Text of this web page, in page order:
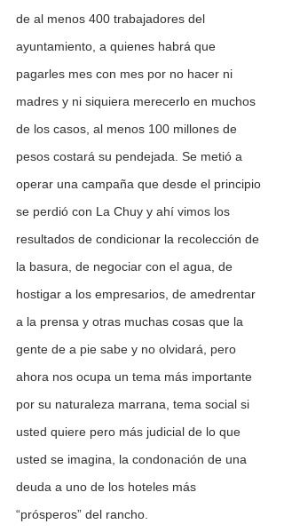
de al menos 400 trabajadores del
ayuntamiento, a quienes habrá que
pagarles mes con mes por no hacer ni
madres y ni siquiera merecerlo en muchos
de los casos, al menos 100 millones de
pesos costará su pendejada. Se metió a
operar una campaña que desde el principio
se perdió con La Chuy y ahí vimos los
resultados de condicionar la recolección de
la basura, de negociar con el agua, de
hostigar a los empresarios, de amedrentar
a la prensa y otras muchas cosas que la
gente de a pie sabe y no olvidará, pero
ahora nos ocupa un tema más importante
por su naturaleza marrana, tema social si
usted quiere pero más judicial de lo que
usted se imagina, la condonación de una
deuda a uno de los hoteles más
“prósperos” del rancho.